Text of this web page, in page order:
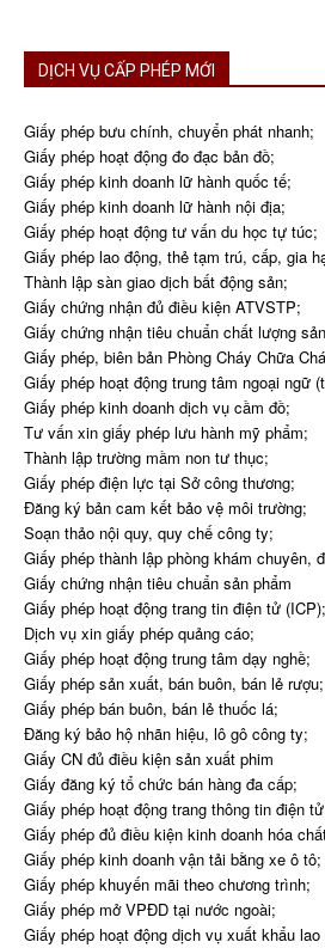
DỊCH VỤ CẤP PHÉP MỚI
Giấy phép bưu chính, chuyển phát nhanh;
Giấy phép hoạt động đo đạc bản đồ;
Giấy phép kinh doanh lữ hành quốc tế;
Giấy phép kinh doanh lữ hành nội địa;
Giấy phép hoạt động tư vấn du học tự túc;
Giấy phép lao động, thẻ tạm trú, cấp, gia
Thành lập sàn giao dịch bất động sản;
Giấy chứng nhận đủ điều kiện ATVSTP;
Giấy chứng nhận tiêu chuẩn chất lượng
Giấy phép, biên bản Phòng Cháy Chữa
Giấy phép hoạt động trung tâm ngoại ngữ
Giấy phép kinh doanh dịch vụ cầm đồ;
Tư vấn xin giấy phép lưu hành mỹ phẩm;
Thành lập trường mầm non tư thục;
Giấy phép điện lực tại Sở công thương;
Đăng ký bản cam kết bảo vệ môi trường;
Soạn thảo nội quy, quy chế công ty;
Giấy phép thành lập phòng khám chuyên,
Giấy chứng nhận tiêu chuẩn sản phẩm
Giấy phép hoạt động trang tin điện tử (ICP);
Dịch vụ xin giấy phép quảng cáo;
Giấy phép hoạt động trung tâm dạy nghề;
Giấy phép sản xuất, bán buôn, bán lẻ rượu;
Giấy phép bán buôn, bán lẻ thuốc lá;
Đăng ký bảo hộ nhãn hiệu, lô gô công ty;
Giấy CN đủ điều kiện sản xuất phim
Giấy đăng ký tổ chức bán hàng đa cấp;
Giấy phép hoạt động trang thông tin điện
Giấy phép đủ điều kiện kinh doanh hóa
Giấy phép kinh doanh vận tải bằng xe ô tô;
Giấy phép khuyến mãi theo chương trình;
Giấy phép mở VPĐD tại nước ngoài;
Giấy phép hoạt động dịch vụ xuất khẩu lao